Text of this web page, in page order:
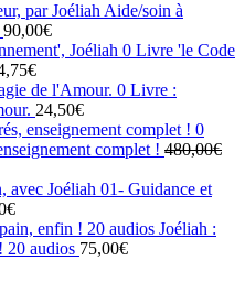
Aide/soin à
90,00€
0 Livre 'le Code
€
0 Livre :
24,50€
0
complet ! 480,00€
01- Guidance et
€
Joéliah :
20 audios 75,00€